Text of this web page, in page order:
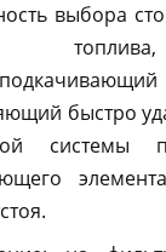
выбора
быстро
системы